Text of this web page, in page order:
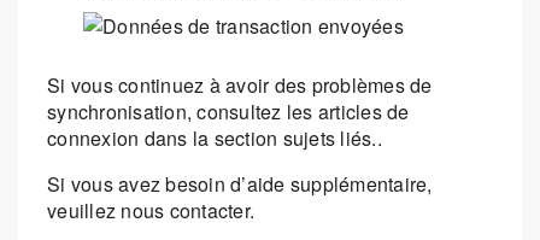
Si vous continuez à avoir des problèmes de
synchronisation, consultez les articles de
connexion dans la section sujets liés..
Si vous avez besoin d’aide supplémentaire,
veuillez nous contacter.